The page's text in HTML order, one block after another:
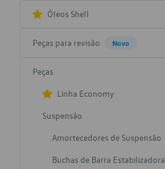
Óleos Shell
Peças para revisão Novo
Peças
Linha Economy
Suspensão
Amortecedores de Suspensão
Buchas de Barra Estabilizadora